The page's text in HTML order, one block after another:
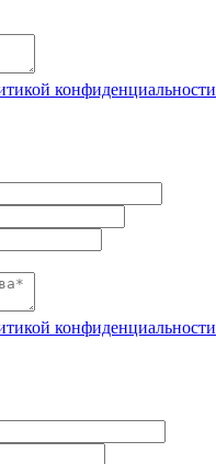
конфиденциальности
конфиденциальности